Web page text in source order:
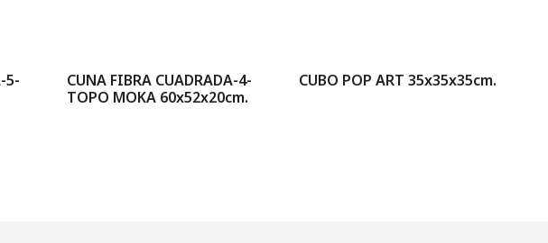
5-
CUNA FIBRA CUADRADA-4-
TOPO MOKA 60x52x20cm.
CUBO POP ART 35x35x35cm.